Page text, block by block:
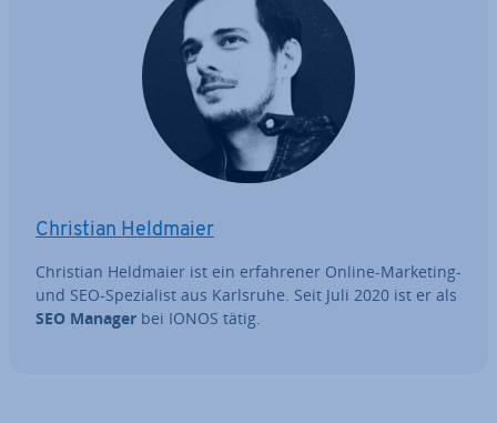
Christian Heldmaier
Christian Heldmaier ist ein er­fah­re­ner Online-Marketing-
und SEO-Spe­zia­list aus Karlsruhe. Seit Juli 2020 ist er als
SEO Manager bei IONOS tätig.